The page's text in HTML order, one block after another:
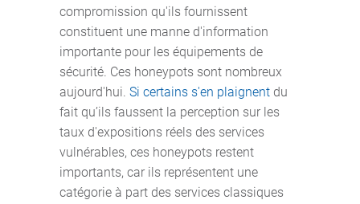
compromission qu'ils fournissent
constituent une manne d'information
importante pour les équipements de
sécurité. Ces honeypots sont nombreux
aujourd'hui. Si certains s'en plaignent du
fait qu’ils faussent la perception sur les
taux d'expositions réels des services
vulnérables, ces honeypots restent
importants, car ils représentent une
catégorie à part des services classiques